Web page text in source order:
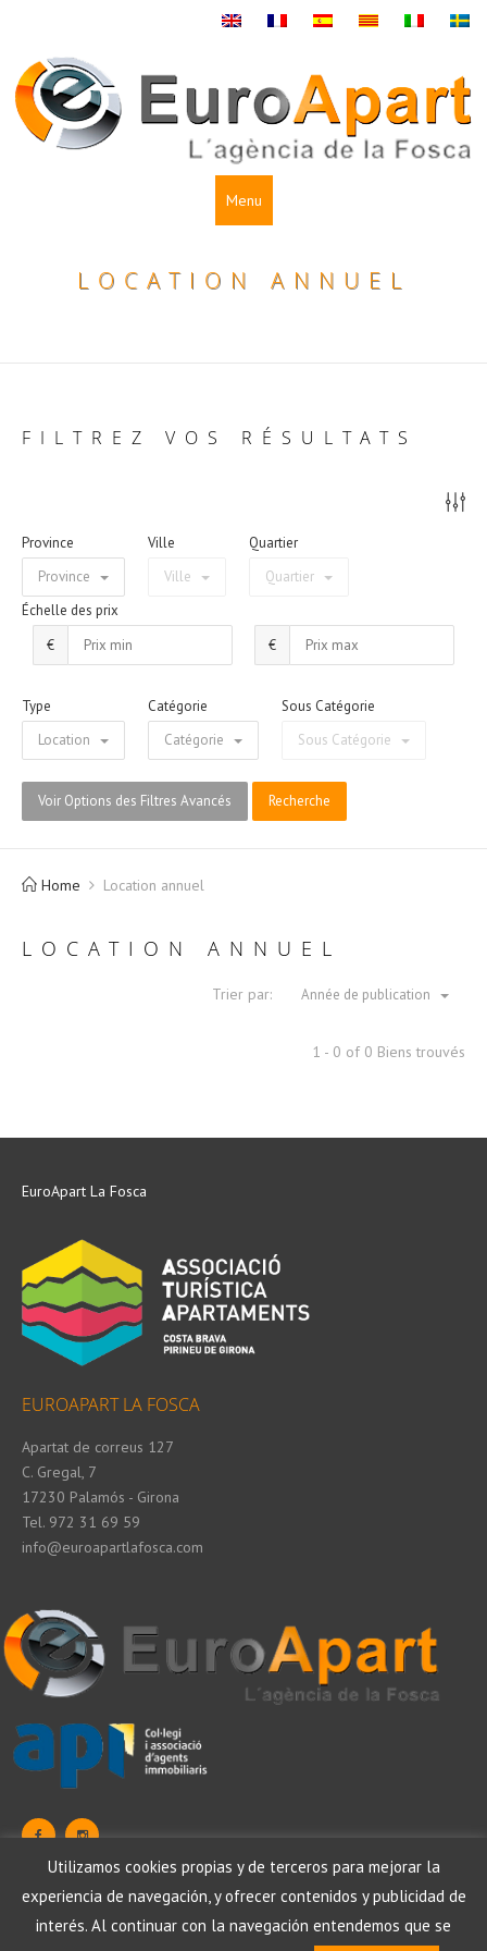
Menu
LOCATION ANNUEL
FILTREZ VOS RÉSULTATS
Province
Province
Ville
Ville
Quartier
Quartier
Échelle des prix
€
€
Type
Location
Catégorie
Catégorie
Sous Catégorie
Sous Catégorie
Voir Options des Filtres Avancés Recherche
Home Location annuel
LOCATION ANNUEL
Trier par: Année de publication
1 - 0 of 0 Biens trouvés
EuroApart La Fosca
EUROAPART LA FOSCA
Apartat de correus 127
C. Gregal, 7
17230 Palamós - Girona
Tel. 972 31 69 59
info@euroapartlafosca.com
Protection de données
Mentions légales Política de cookies
Utilizamos cookies propias y de terceros para mejorar la
experiencia de navegación, y ofrecer contenidos y publicidad de
interés. Al continuar con la navegación entendemos que se